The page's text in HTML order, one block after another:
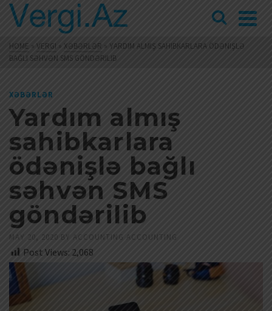
HOME » VERGI » XƏBƏRLƏR » YARDIM ALMIŞ SAHIBKARLARA ÖDƏNIŞLƏ
BAĞLI SƏHVƏN SMS GÖNDƏRILIB
XƏBƏRLƏR
Yardım almış
sahibkarlara
ödənişlə bağlı
səhvən SMS
göndərilib
MAY 20, 2020 BY ACCOUNTING ACCOUNTING
Post Views: 2,068